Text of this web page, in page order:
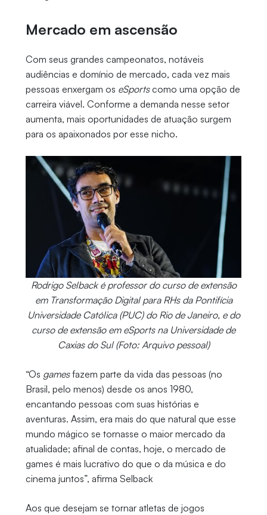
Mercado em ascensão
Com seus grandes campeonatos, notáveis
audiências e domínio de mercado, cada vez mais
pessoas enxergam os eSportscomo uma opção de
carreira viável. Conforme a demanda nesse setor
aumenta, mais oportunidades de atuação surgem
para os apaixonados por esse nicho.
Rodrigo Selback é professor do curso de extensão
em Transformação Digital para RHs da Pontifícia
Universidade Católica (PUC) do Rio de Janeiro, e do
curso de extensão em eSports na Universidade de
Caxias do Sul (Foto: Arquivo pessoal)
“Os gamesfazem parte da vida das pessoas (no
Brasil, pelo menos) desde os anos 1980,
encantando pessoas com suas histórias e
aventuras. Assim, era mais do que natural que esse
mundo mágico se tornasse o maior mercado da
atualidade; afinal de contas, hoje, o mercado de
games é mais lucrativo do que o da música e do
cinema juntos”, afirma Selback
Aos que desejam se tornar atletas de jogos